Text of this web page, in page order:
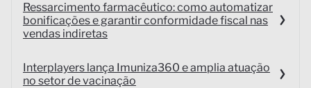
Ressarcimento farmacêutico: como automatizar
bonificações e garantir conformidade fiscal nas
vendas indiretas
Interplayers lança Imuniza360 e amplia atuação
no setor de vacinação